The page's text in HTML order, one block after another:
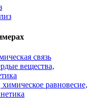
связь
вещества,
равновесие,